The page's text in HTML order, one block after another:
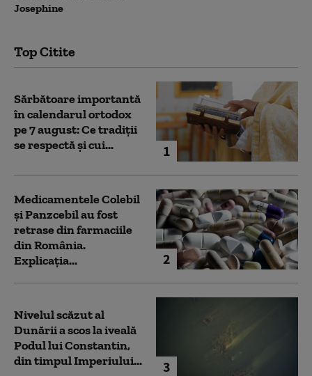
Josephine
Top Citite
1
Sărbătoare importantă
în calendarul ortodox
pe 7 august: Ce tradiții
se respectă și cui...
2
Medicamentele Colebil
și Panzcebil au fost
retrase din farmaciile
din România.
Explicația...
3
Nivelul scăzut al
Dunării a scos la iveală
Podul lui Constantin,
din timpul Imperiului...